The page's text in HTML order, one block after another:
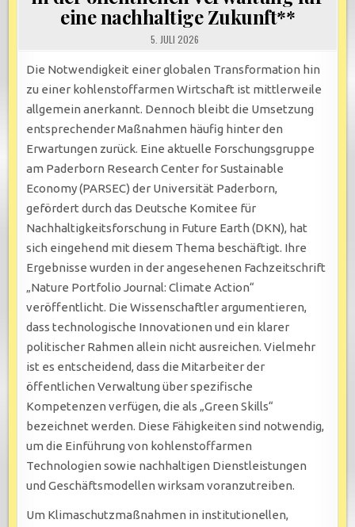
eine nachhaltige Zukunft**
5. JULI 2026
Die Notwendigkeit einer globalen Transformation hin
zu einer kohlenstoffarmen Wirtschaft ist mittlerweile
allgemein anerkannt. Dennoch bleibt die Umsetzung
entsprechender Maßnahmen häufig hinter den
Erwartungen zurück. Eine aktuelle Forschungsgruppe
am Paderborn Research Center for Sustainable
Economy (PARSEC) der Universität Paderborn,
gefördert durch das Deutsche Komitee für
Nachhaltigkeitsforschung in Future Earth (DKN), hat
sich eingehend mit diesem Thema beschäftigt. Ihre
Ergebnisse wurden in der angesehenen Fachzeitschrift
„Nature Portfolio Journal: Climate Action“
veröffentlicht. Die Wissenschaftler argumentieren,
dass technologische Innovationen und ein klarer
politischer Rahmen allein nicht ausreichen. Vielmehr
ist es entscheidend, dass die Mitarbeiter der
öffentlichen Verwaltung über spezifische
Kompetenzen verfügen, die als „Green Skills“
bezeichnet werden. Diese Fähigkeiten sind notwendig,
um die Einführung von kohlenstoffarmen
Technologien sowie nachhaltigen Dienstleistungen
und Geschäftsmodellen wirksam voranzutreiben.
Um Klimaschutzmaßnahmen in institutionellen,